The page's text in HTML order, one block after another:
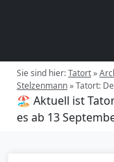
Sie sind hier:Tatort»
Stelzenmann»Tatort:
🏖️ Aktuell ist
es ab 13